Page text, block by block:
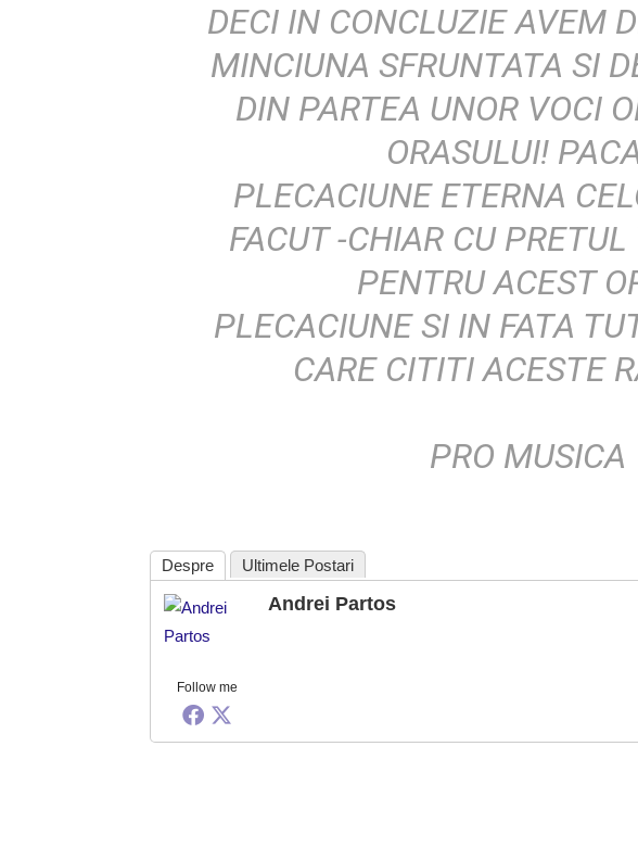
DECI IN CONCLUZIE AVEM
MINCIUNA SFRUNTATA SI
DIN PARTEA UNOR VOCI
ORASULUI!
PLECACIUNE ETERNA
FACUT -CHIAR CU
PENTRU ACEST
PLECACIUNE SI IN FATA
CARE CITITI ACESTE
PRO MUSICA
Despre Ultimele Postari
Follow me
Andrei Partos